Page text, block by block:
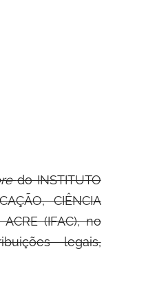
do INSTITUTO
CIÊNCIA
(IFAC), no
legais,